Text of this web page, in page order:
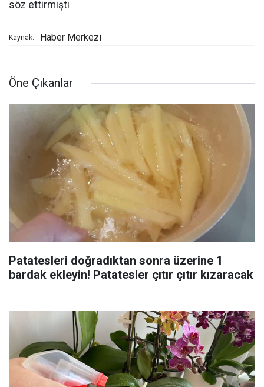
söz ettirmişti
Kaynak: Haber Merkezi
Öne Çıkanlar
Patatesleri doğradıktan sonra üzerine 1
bardak ekleyin! Patatesler çıtır çıtır kızaracak